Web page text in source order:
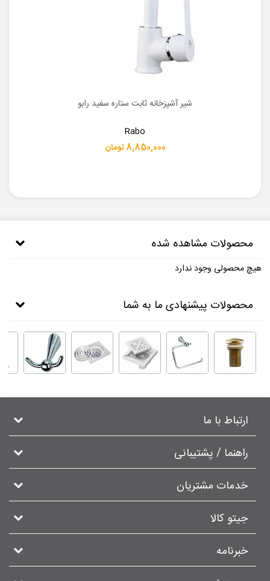
شیر آشپزخانه ثابت ستاره سفید رابو
Rabo
8,850,000 تومان
محصولات مشاهده شده
هیچ محصولی وجود ندارد
محصولات پیشنهادی ما به شما
ارتباط با ما
راهنما / پشتیبانی
خدمات مشتریان
جیتو کالا
خبرنامه